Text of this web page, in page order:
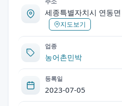
세종특별자치시 연동
지도보기
업종
농어촌민박
등록일
2023-07-05